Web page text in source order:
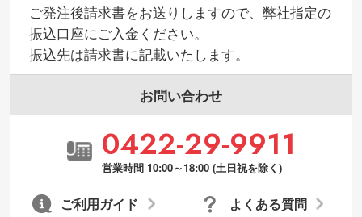
ご発注後請求書をお送りしますので、弊社指定の
振込口座にご入金ください。
振込先は請求書に記載いたします。
お問い合わせ
0422-29-9911
営業時間 10:00～18:00 (土日祝を除く)
よくある質問
ご利用ガイド